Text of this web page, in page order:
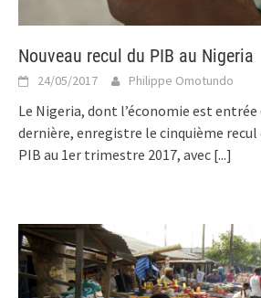
Nouveau recul du PIB au Nigeria
24/05/2017 Philippe Omotundo
Le Nigeria, dont l’économie est entrée
dernière, enregistre le cinquième recul
PIB au 1er trimestre 2017, avec [...]